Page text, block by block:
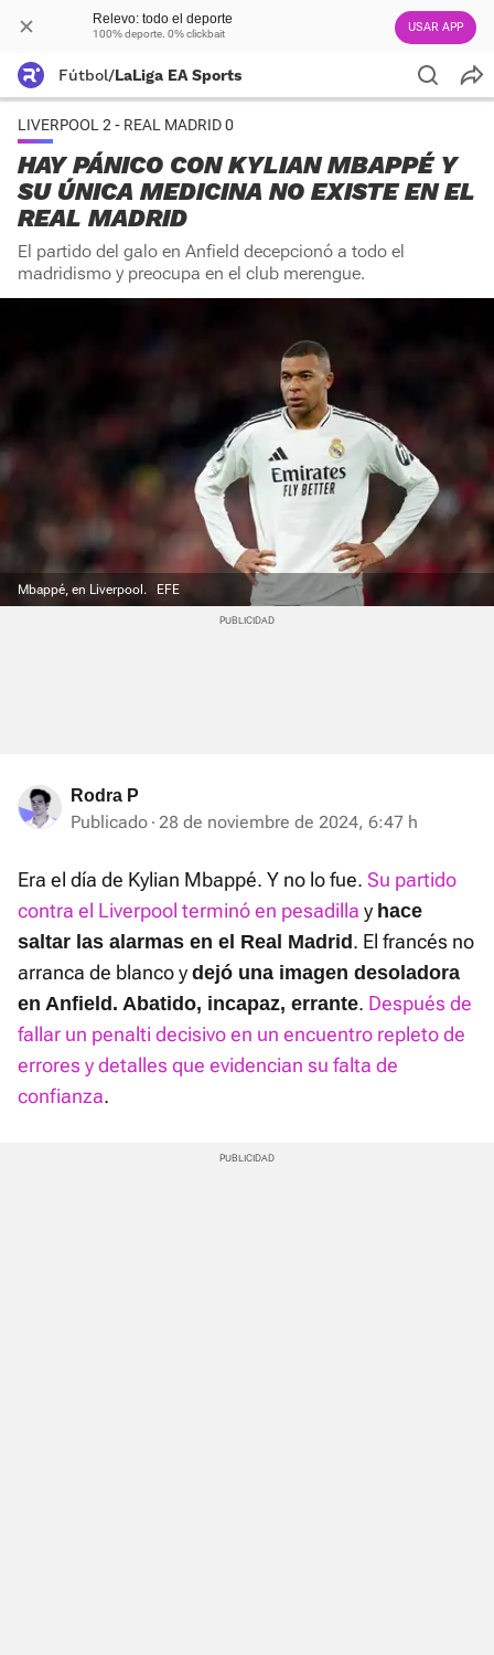
Relevo: todo el deporte
100% deporte. 0% clickbait USAR APP
Fútbol/LaLiga EA Sports
LIVERPOOL 2 - REAL MADRID 0
HAY PÁNICO CON KYLIAN MBAPPÉ Y
SU ÚNICA MEDICINA NO EXISTE EN EL
REAL MADRID
El partido del galo en Anfield decepcionó a todo el
madridismo y preocupa en el club merengue.
Mbappé, en Liverpool. EFE
Rodra P
Publicado 28 de noviembre de 2024, 6:47 h
Era el día de Kylian Mbappé. Y no lo fue. Su partido
contra el Liverpool terminó en pesadilla y hace
saltar las alarmas en el Real Madrid . El francés no
arranca de blanco y dejó una imagen desoladora
en Anfield. Abatido, incapaz, errante. Después de
fallar un penalti decisivo en un encuentro repleto de
errores y detalles que evidencian su falta de
confianza.